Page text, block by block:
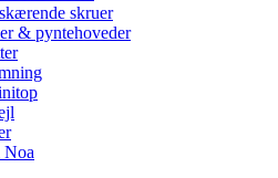
skruer
& pyntehoveder